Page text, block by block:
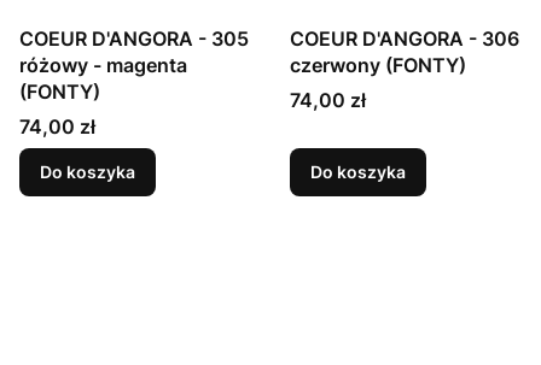
COEUR D'ANGORA - 305
różowy - magenta
(FONTY)
Cena
74,00 zł
Do koszyka
COEUR D'ANGORA - 306
czerwony (FONTY)
Cena
74,00 zł
Do koszyka